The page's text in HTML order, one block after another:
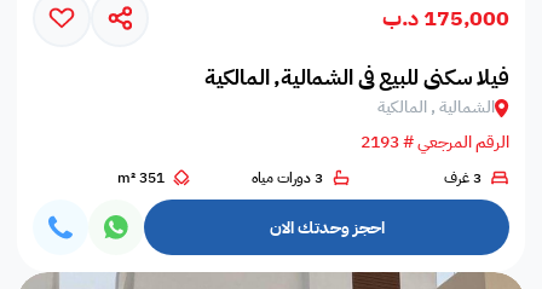
175,000 د.ب
فيلا سكني للبيع في الشمالية, المالكية
الشمالية , المالكية
الرقم المرجعي # 2193
3 غرف 3 دورات مياه 351 m²
احجز وحدتك الان